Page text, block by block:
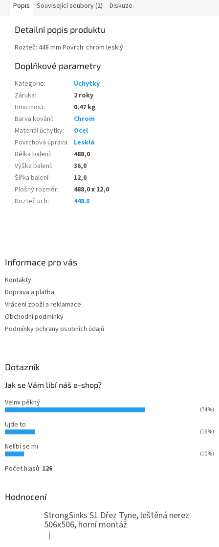
Popis Související soubory (2) Diskuze
Detailní popis produktu
Rozteč: 448 mm Povrch: chrom lesklý
Doplňkové parametry
Kategorie:
Úchytky
Záruka:
2 roky
Hmotnost:
0.47 kg
Barva kování:
Chrom
Materiál úchytky:
Ocel
Povrchová úprava: Lesklá
Délka balení:
488,0
Výška balení:
36,0
Šířka balení:
12,0
Plošný rozměr:
488,0 x 12,0
Rozteč uch: 448.0
Informace pro vás
Kontakty
Doprava a platba
Vrácení zboží a reklamace
Obchodní podmínky
Podmínky ochrany osobních údajů
Dotazník
Jak se Vám líbí náš e-shop?
Velmi pěkný
(74%)
Ujde to
(16%)
Nelíbí se mi
(10%)
Počet hlasů: 126
Hodnocení
StrongSinks S1 Dřez Tyne, leštěná nerez
506x506, horní montáž
Hodnocení produktu je 5 z 5 hvězdiček.
|